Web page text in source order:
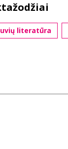
literatūra